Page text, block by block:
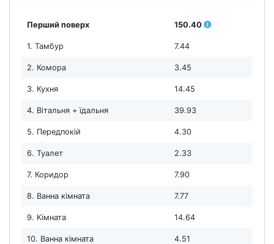
Перший поверх 150.40
1. Тамбур 7.44
2. Комора 3.45
3. Кухня 14.45
4. Вітальня + їдальня 39.93
5. Передпокій 4.30
6. Туалет 2.33
7. Коридор 7.90
8. Ванна кімната 7.77
9. Кімната 14.64
10. Ванна кімната 4.51